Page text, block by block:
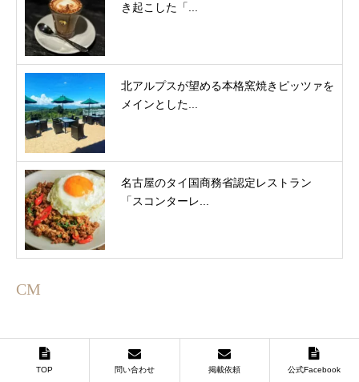
き起こした「...
北アルプスが望める本格窯焼きピッツァを
メインとした...
名古屋のタイ国商務省認定レストラン
「スコンターレ...
CM
TOP 問い合わせ 掲載依頼 公式Facebook